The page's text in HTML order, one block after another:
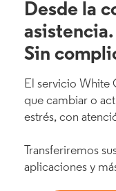
Desde la
asistencia.
Sin
El servicio White
que cambiar o
estrés, con
Transferiremos
aplicaciones y